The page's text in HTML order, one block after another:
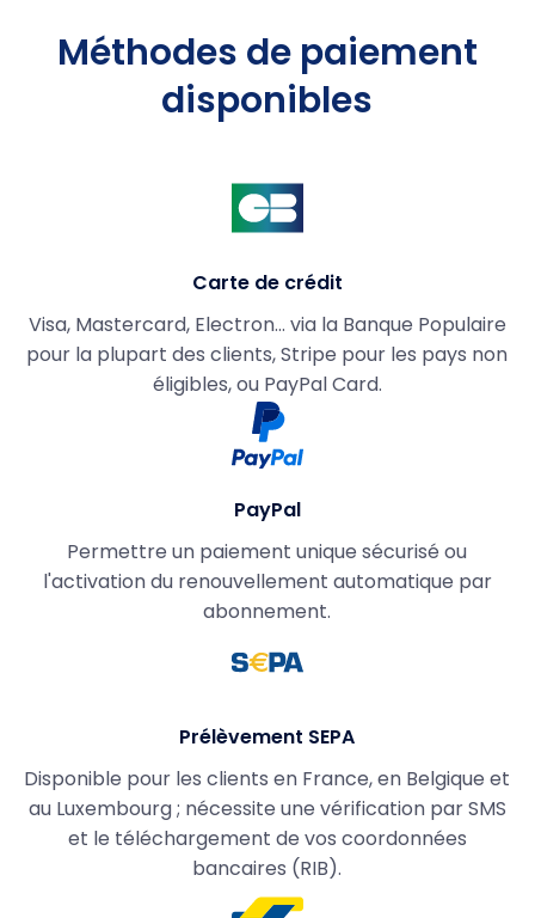
Méthodes de paiement
disponibles
Carte de crédit
Visa, Mastercard, Electron... via la Banque Populaire
pour la plupart des clients, Stripe pour les pays non
éligibles, ou PayPal Card.
PayPal
Permettre un paiement unique sécurisé ou
l'activation du renouvellement automatique par
abonnement.
Prélèvement SEPA
Disponible pour les clients en France, en Belgique et
au Luxembourg ; nécessite une vérification par SMS
et le téléchargement de vos coordonnées
bancaires (RIB).